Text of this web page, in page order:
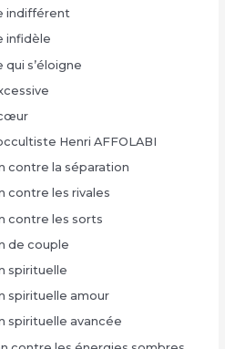
indifférent
infidèle
s’éloigne
Henri AFFOLABI
contre la séparation
contre les rivales
contre les sorts
de couple
spirituelle
spirituelle amour
spirituelle avancée